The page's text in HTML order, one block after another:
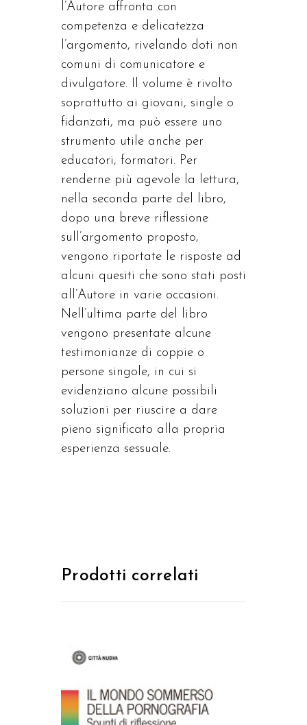
l’Autore affronta con
competenza e delicatezza
l’argomento, rivelando doti non
comuni di comunicatore e
divulgatore. Il volume è rivolto
soprattutto ai giovani, single o
fidanzati, ma può essere uno
strumento utile anche per
educatori, formatori. Per
renderne più agevole la lettura,
nella seconda parte del libro,
dopo una breve riflessione
sull’argomento proposto,
vengono riportate le risposte ad
alcuni quesiti che sono stati posti
all’Autore in varie occasioni.
Nell’ultima parte del libro
vengono presentate alcune
testimonianze di coppie o
persone singole, in cui si
evidenziano alcune possibili
soluzioni per riuscire a dare
pieno significato alla propria
esperienza sessuale.
Prodotti correlati